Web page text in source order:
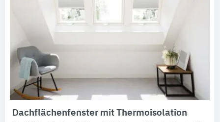
Dachflächenfenster mit Thermoisolation